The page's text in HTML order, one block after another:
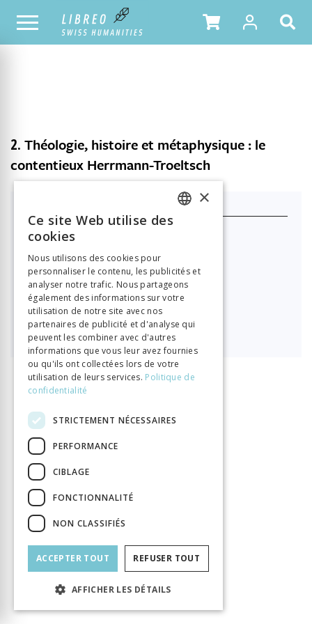
NOTRE CATALOGUE TABLE DES MATIÈRES
2. Théologie, histoire et métaphysique : le
contentieux Herrmann-Troeltsch
J'achète ce produit
Format HTML (lecture en ligne)
49.00 
PDF à télécharger
49.00 
INFORMATION
Auteur
Dahan, Gilbert Encrevé, André
Powell McNutt, Jennifer
Kerchove, Anna Van den
Éditeur
9782830916171
Langue
Français
Nombre de pages
Parution
24 oct. 2018
Lumières
Format
148 x 225
ITALIAN
×
Ce site Web utilise des
cookies
Nous utilisons des cookies pour
personnaliser le contenu, les publicités et
analyser notre trafic. Nous partageons
également des informations sur votre
utilisation de notre site avec nos
partenaires de publicité et d'analyse qui
peuvent les combiner avec d'autres
informations que vous leur avez fournies
ou qu'ils ont collectées lors de votre
utilisation de leurs services. Politique de
confidentialité
STRICTEMENT NÉCESSAIRES
PERFORMANCE
CIBLAGE
FONCTIONNALITÉ
NON CLASSIFIÉS
ACCEPTER TOUT REFUSER TOUT
AFFICHER LES DÉTAILS